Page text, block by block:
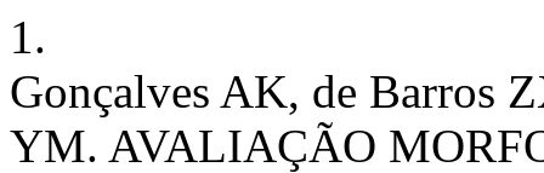
1.
Gonçalves AK, de Barros
YM. AVALIAÇÃO